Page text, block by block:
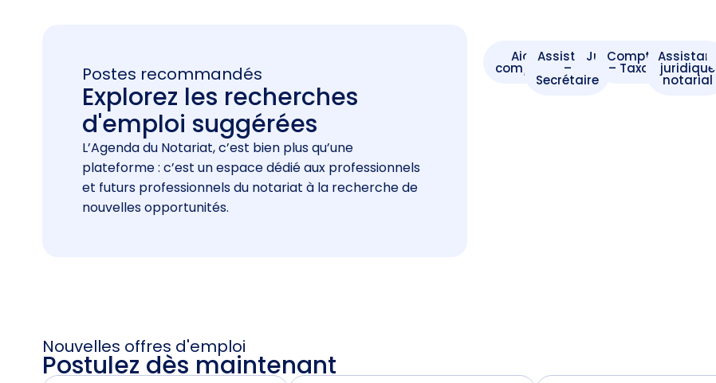
Postes recommandés
Explorez les recherches
d'emploi suggérées
L’Agenda du Notariat, c’est bien plus qu’une
plateforme : c’est un espace dédié aux professionnels
et futurs professionnels du notariat à la recherche de
nouvelles opportunités.
Aide -
comptable
Assistant
–
Secrétaire
JuristeComptable
– Taxateur
Assistant
juridique
notarial
Nouvelles offres d'emploi
Postulez dès maintenant